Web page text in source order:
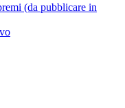
(da pubblicare in